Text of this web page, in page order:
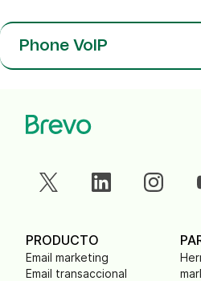
Phone VoIP
PRODUCTO
Email marketing
Email transaccional